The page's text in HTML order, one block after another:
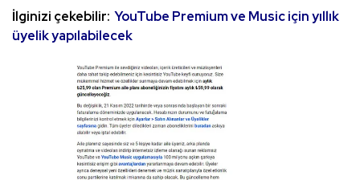
İlginizi çekebilir: YouTube Premium ve Music için yıllık
üyelik yapılabilecek